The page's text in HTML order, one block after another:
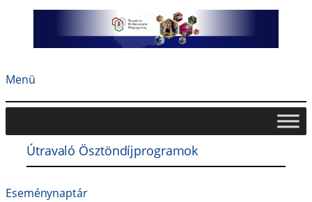
Menü
Útravaló Ösztöndíjprogramok
Eseménynaptár